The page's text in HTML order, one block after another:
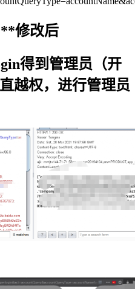
修改后
得到管理员（开
越权，进行管理员